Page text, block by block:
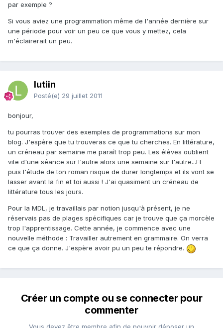
par exemple ?
Si vous aviez une programmation même de l'année dernière sur
une période pour voir un peu ce que vous y mettez, cela
m'éclairerait un peu.
lutiin
Posté(e) 29 juillet 2011
bonjour,
tu pourras trouver des exemples de programmations sur mon
blog. J'espère que tu trouveras ce que tu cherches. En littérature,
un créneau par semaine me paraît trop peu. Les élèves oublient
vite d'une séance sur l'autre alors une semaine sur l'autre...Et
puis l'étude de ton roman risque de durer longtemps et ils vont se
lasser avant la fin et toi aussi ! J'ai quasiment un créneau de
littérature tous les jours.
Pour la MDL, je travaillais par notion jusqu'à présent, je ne
réservais pas de plages spécifiques car je trouve que ça morcèle
trop l'apprentissage. Cette année, je commence avec une
nouvelle méthode : Travailler autrement en grammaire. On verra
ce que ça donne. J'espère avoir pu un peu te répondre.
Créer un compte ou se connecter pour
commenter